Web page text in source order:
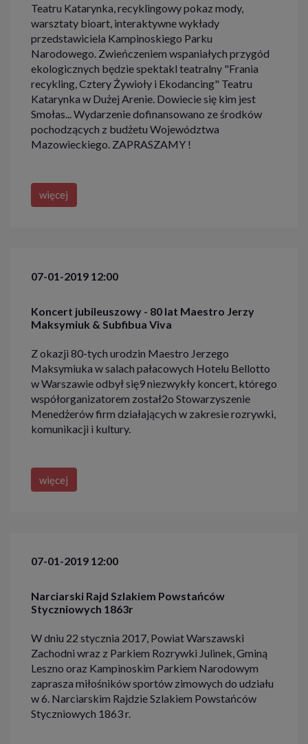
Teatru Katarynka, recyklingowy pokaz mody,
warsztaty bioart, interaktywne wykłady
przedstawiciela Kampinoskiego Parku
Narodowego. Zwieńczeniem wspaniałych przygód
ekologicznych będzie spektakl teatralny "Frania
recykling, Cztery Żywioły i Ekodancing" Teatru
Katarynka w Dużej Arenie. Dowiecie się kim jest
Smołas... Wydarzenie dofinansowano ze środków
pochodzących z budżetu Województwa
Mazowieckiego. ZAPRASZAMY !
więcej
07-01-2019 12:00
Koncert jubileuszowy - 80 lat Maestro Jerzy
Maksymiuk & Subfibua Viva
Z okazji 80-tych urodzin Maestro Jerzego
Maksymiuka w salach pałacowych Hotelu Bellotto
w Warszawie odbył się9 niezwykły koncert, którego
współorganizatorem został2o Stowarzyszenie
Menedżerów firm działających w zakresie rozrywki,
komunikacji i kultury.
więcej
07-01-2019 12:00
Narciarski Rajd Szlakiem Powstańców
Styczniowych 1863r
W dniu 22 stycznia 2017, Powiat Warszawski
Zachodni wraz z Parkiem Rozrywki Julinek, Gminą
Leszno oraz Kampinoskim Parkiem Narodowym
zaprasza miłośników sportów zimowych do udziału
w 6. Narciarskim Rajdzie Szlakiem Powstańców
Styczniowych 1863 r.